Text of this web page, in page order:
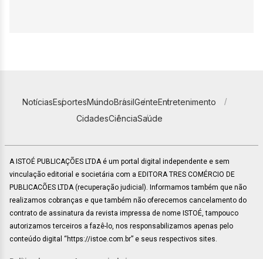
NotíciasEsportesMundoBrasilGenteEntretenimento
CidadesCiênciaSaúde
A ISTOÉ PUBLICAÇÕES LTDA é um portal digital independente e sem
vinculação editorial e societária com a EDITORA TRES COMÉRCIO DE
PUBLICACÕES LTDA (recuperação judicial). Informamos também que não
realizamos cobranças e que também não oferecemos cancelamento do
contrato de assinatura da revista impressa de nome ISTOÉ, tampouco
autorizamos terceiros a fazê-lo, nos responsabilizamos apenas pelo
conteúdo digital “https://istoe.com.br” e seus respectivos sites.